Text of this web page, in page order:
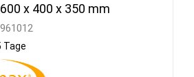
x 400 x 350 mm
Tage